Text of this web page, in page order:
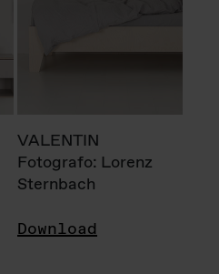
VALENTIN
Fotografo: Lorenz
Sternbach
Download